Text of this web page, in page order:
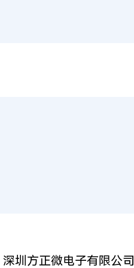
深圳方正微电子有限公司